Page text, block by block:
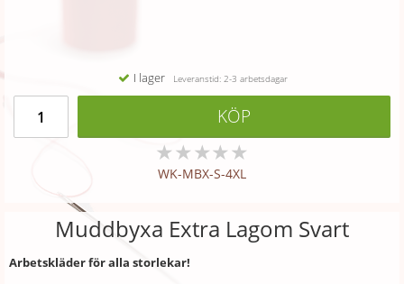
I lager Leveranstid: 2-3 arbetsdagar
KÖP
★★★★★
WK-MBX-S-4XL
Muddbyxa Extra Lagom Svart
Arbetskläder för alla storlekar!